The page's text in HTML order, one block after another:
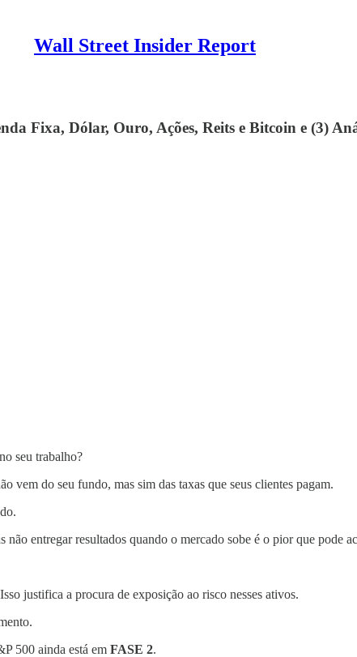
Wall Street Insider Report
Fixa, Dólar, Ouro, Ações, Reits e Bitcoin e (3)
seu trabalho?
vem do seu fundo, mas sim das taxas que seus clientes pagam.
entregar resultados quando o mercado sobe é o pior que pode
justifica a procura de exposição ao risco nesses ativos.
500 ainda está em FASE 2.